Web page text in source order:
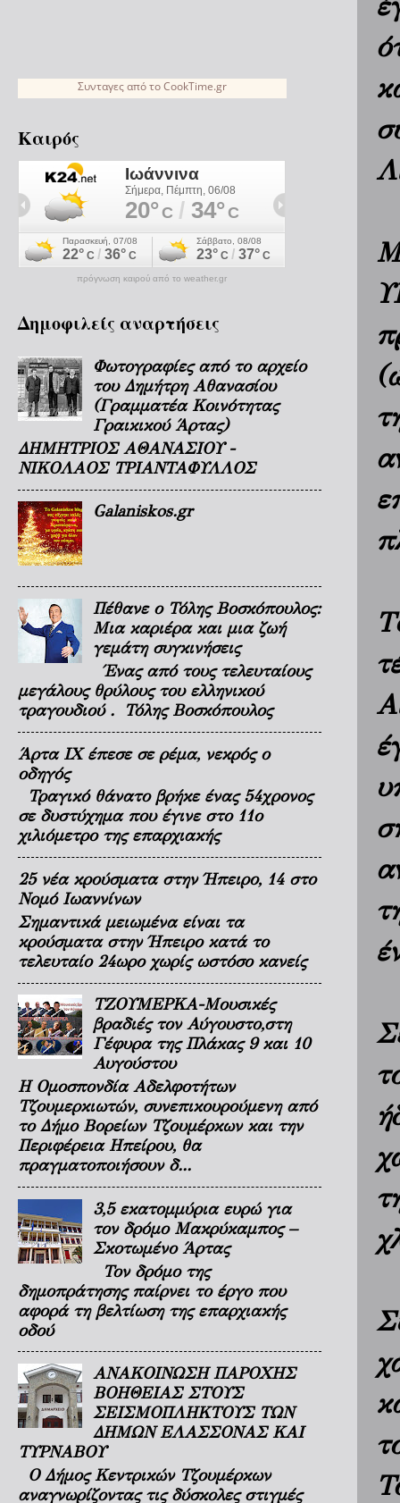
Συνταγεςαπό τοCookTime.gr
Καιρός
πρόγνωση καιρού από το weather.gr
Δημοφιλείς αναρτήσεις
Φωτογραφίες από το αρχείο
του Δημήτρη Αθανασίου
(Γραμματέα Κοινότητας
Γραικικού Άρτας)
ΔΗΜΗΤΡΙΟΣ ΑΘΑΝΑΣΙΟΥ -
ΝΙΚΟΛΑΟΣ ΤΡΙΑΝΤΑΦΥΛΛΟΣ
Galaniskos.gr
Πέθανε ο Τόλης Βοσκόπουλος:
Μια καριέρα και μια ζωή
γεμάτη συγκινήσεις
Ένας από τους τελευταίους
μεγάλους θρύλους του ελληνικού
τραγουδιού . Τόλης Βοσκόπουλος
Άρτα ΙΧ έπεσε σε ρέμα, νεκρός ο
οδηγός
Τραγικό θάνατο βρήκε ένας 54χρονος
σε δυστύχημα που έγινε στο 11ο
χιλιόμετρο της επαρχιακής
25 νέα κρούσματα στην Ήπειρο, 14 στο
Νομό Ιωαννίνων
Σημαντικά μειωμένα είναι τα
κρούσματα στην Ήπειρο κατά το
τελευταίο 24ωρο χωρίς ωστόσο κανείς
ΤΖΟΥΜΕΡΚΑ-Μουσικές
βραδιές τον Αύγουστο,στη
Γέφυρα της Πλάκας 9 και 10
Αυγούστου
Η Ομοσπονδία Αδελφοτήτων
Τζουμερκιωτών, συνεπικουρούμενη από
το Δήμο Βορείων Τζουμέρκων και την
Περιφέρεια Ηπείρου, θα
πραγματοποιήσουν δ...
3,5 εκατομμύρια ευρώ για
τον δρόμο Μακρύκαμπος –
Σκοτωμένο Άρτας
Τον δρόμο της
δημοπράτησης παίρνει το έργο που
αφορά τη βελτίωση της επαρχιακής
οδού
ΑΝΑΚΟΙΝΩΣΗ ΠΑΡΟΧΗΣ
ΒΟΗΘΕΙΑΣ ΣΤΟΥΣ
ΣΕΙΣΜΟΠΛΗΚΤΟΥΣ ΤΩΝ
ΔΗΜΩΝ ΕΛΑΣΣΟΝΑΣ ΚΑΙ
ΤΥΡΝΑΒΟΥ
Ο Δήμος Κεντρικών Τζουμέρκων
αναγνωρίζοντας τις δύσκολες στιγμές